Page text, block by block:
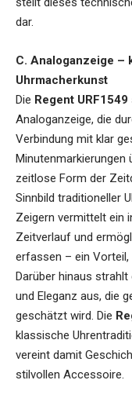
dar.
C. Analoganzeige –
Uhrmacherkunst
Die Regent URF1549
Analoganzeige, die
Verbindung mit klar
Minutenmarkierungen
zeitlose Form der
Sinnbild traditioneller
Zeigern vermittelt ein
Zeitverlauf und
erfassen – ein
Darüber hinaus strahlt
und Eleganz aus, die
geschätzt wird. Die
klassische
vereint damit
stilvollen Accessoire.